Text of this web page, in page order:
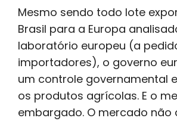
Mesmo sendo todo lote
Brasil para a Europa
laboratório europeu (a
importadores), o governo
um controle governamental
os produtos agrícolas. E o
embargado. O mercado não